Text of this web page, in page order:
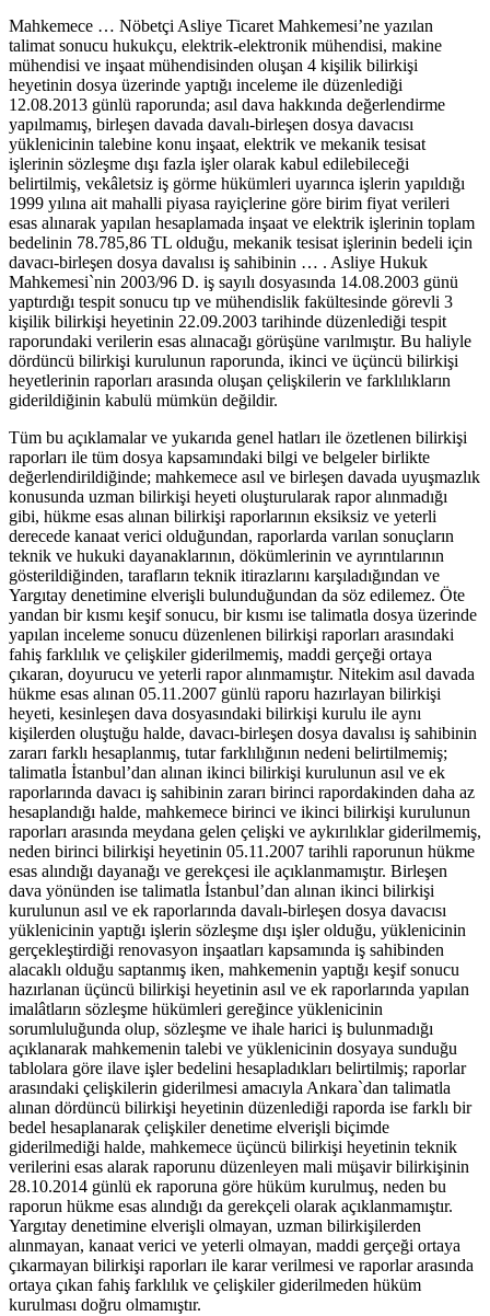
Mahkemece … Nöbetçi Asliye Ticaret Mahkemesi’ne yazılan
talimat sonucu hukukçu, elektrik-elektronik mühendisi, makine
mühendisi ve inşaat mühendisinden oluşan 4 kişilik bilirkişi
heyetinin dosya üzerinde yaptığı inceleme ile düzenlediği
12.08.2013 günlü raporunda; asıl dava hakkında değerlendirme
yapılmamış, birleşen davada davalı-birleşen dosya davacısı
yüklenicinin talebine konu inşaat, elektrik ve mekanik tesisat
işlerinin sözleşme dışı fazla işler olarak kabul edilebileceği
belirtilmiş, vekâletsiz iş görme hükümleri uyarınca işlerin yapıldığı
1999 yılına ait mahalli piyasa rayiçlerine göre birim fiyat verileri
esas alınarak yapılan hesaplamada inşaat ve elektrik işlerinin toplam
bedelinin 78.785,86 TL olduğu, mekanik tesisat işlerinin bedeli için
davacı-birleşen dosya davalısı iş sahibinin … . Asliye Hukuk
Mahkemesi`nin 2003/96 D. iş sayılı dosyasında 14.08.2003 günü
yaptırdığı tespit sonucu tıp ve mühendislik fakültesinde görevli 3
kişilik bilirkişi heyetinin 22.09.2003 tarihinde düzenlediği tespit
raporundaki verilerin esas alınacağı görüşüne varılmıştır. Bu haliyle
dördüncü bilirkişi kurulunun raporunda, ikinci ve üçüncü bilirkişi
heyetlerinin raporları arasında oluşan çelişkilerin ve farklılıkların
giderildiğinin kabulü mümkün değildir.
Tüm bu açıklamalar ve yukarıda genel hatları ile özetlenen bilirkişi
raporları ile tüm dosya kapsamındaki bilgi ve belgeler birlikte
değerlendirildiğinde; mahkemece asıl ve birleşen davada uyuşmazlık
konusunda uzman bilirkişi heyeti oluşturularak rapor alınmadığı
gibi, hükme esas alınan bilirkişi raporlarının eksiksiz ve yeterli
derecede kanaat verici olduğundan, raporlarda varılan sonuçların
teknik ve hukuki dayanaklarının, dökümlerinin ve ayrıntılarının
gösterildiğinden, tarafların teknik itirazlarını karşıladığından ve
Yargıtay denetimine elverişli bulunduğundan da söz edilemez. Öte
yandan bir kısmı keşif sonucu, bir kısmı ise talimatla dosya üzerinde
yapılan inceleme sonucu düzenlenen bilirkişi raporları arasındaki
fahiş farklılık ve çelişkiler giderilmemiş, maddi gerçeği ortaya
çıkaran, doyurucu ve yeterli rapor alınmamıştır. Nitekim asıl davada
hükme esas alınan 05.11.2007 günlü raporu hazırlayan bilirkişi
heyeti, kesinleşen dava dosyasındaki bilirkişi kurulu ile aynı
kişilerden oluştuğu halde, davacı-birleşen dosya davalısı iş sahibinin
zararı farklı hesaplanmış, tutar farklılığının nedeni belirtilmemiş;
talimatla İstanbul’dan alınan ikinci bilirkişi kurulunun asıl ve ek
raporlarında davacı iş sahibinin zararı birinci rapordakinden daha az
hesaplandığı halde, mahkemece birinci ve ikinci bilirkişi kurulunun
raporları arasında meydana gelen çelişki ve aykırılıklar giderilmemiş,
neden birinci bilirkişi heyetinin 05.11.2007 tarihli raporunun hükme
esas alındığı dayanağı ve gerekçesi ile açıklanmamıştır. Birleşen
dava yönünden ise talimatla İstanbul’dan alınan ikinci bilirkişi
kurulunun asıl ve ek raporlarında davalı-birleşen dosya davacısı
yüklenicinin yaptığı işlerin sözleşme dışı işler olduğu, yüklenicinin
gerçekleştirdiği renovasyon inşaatları kapsamında iş sahibinden
alacaklı olduğu saptanmış iken, mahkemenin yaptığı keşif sonucu
hazırlanan üçüncü bilirkişi heyetinin asıl ve ek raporlarında yapılan
imalâtların sözleşme hükümleri gereğince yüklenicinin
sorumluluğunda olup, sözleşme ve ihale harici iş bulunmadığı
açıklanarak mahkemenin talebi ve yüklenicinin dosyaya sunduğu
tablolara göre ilave işler bedelini hesapladıkları belirtilmiş; raporlar
arasındaki çelişkilerin giderilmesi amacıyla Ankara`dan talimatla
alınan dördüncü bilirkişi heyetinin düzenlediği raporda ise farklı bir
bedel hesaplanarak çelişkiler denetime elverişli biçimde
giderilmediği halde, mahkemece üçüncü bilirkişi heyetinin teknik
verilerini esas alarak raporunu düzenleyen mali müşavir bilirkişinin
28.10.2014 günlü ek raporuna göre hüküm kurulmuş, neden bu
raporun hükme esas alındığı da gerekçeli olarak açıklanmamıştır.
Yargıtay denetimine elverişli olmayan, uzman bilirkişilerden
alınmayan, kanaat verici ve yeterli olmayan, maddi gerçeği ortaya
çıkarmayan bilirkişi raporları ile karar verilmesi ve raporlar arasında
ortaya çıkan fahiş farklılık ve çelişkiler giderilmeden hüküm
kurulması doğru olmamıştır.